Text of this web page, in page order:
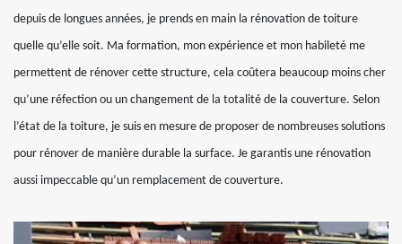
depuis de longues années, je prends en main la rénovation de toiture
quelle qu’elle soit. Ma formation, mon expérience et mon habileté me
permettent de rénover cette structure, cela coûtera beaucoup moins cher
qu’une réfection ou un changement de la totalité de la couverture. Selon
l’état de la toiture, je suis en mesure de proposer de nombreuses solutions
pour rénover de manière durable la surface. Je garantis une rénovation
aussi impeccable qu’un remplacement de couverture.